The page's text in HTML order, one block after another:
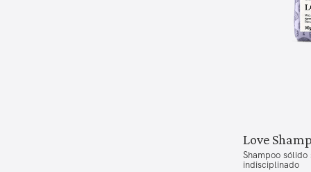
Love
Shampoo
indisciplinado